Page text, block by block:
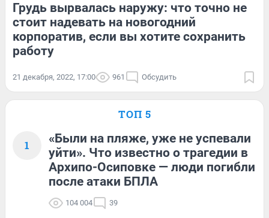
Грудь вырвалась наружу: что точно не
стоит надевать на новогодний
корпоратив, если вы хотите сохранить
работу
21 декабря, 2022, 17:00 961 Обсудить
ТОП 5
1
«Были на пляже, уже не успевали
уйти». Что известно о трагедии в
Архипо-Осиповке — люди погибли
после атаки БПЛА
104 004 39